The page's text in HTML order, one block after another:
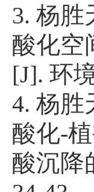
3. 杨胜
酸化空
[J]. 环
4. 杨胜
酸化-
酸沉降